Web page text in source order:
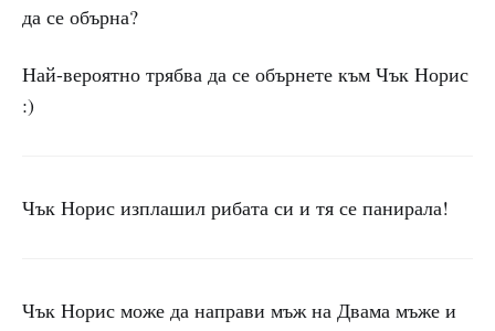
да се обърна?
Най-вероятно трябва да се обърнете към Чък Норис
:)
Чък Норис изплашил рибата си и тя се панирала!
Чък Норис може да направи мъж на Двама мъже и